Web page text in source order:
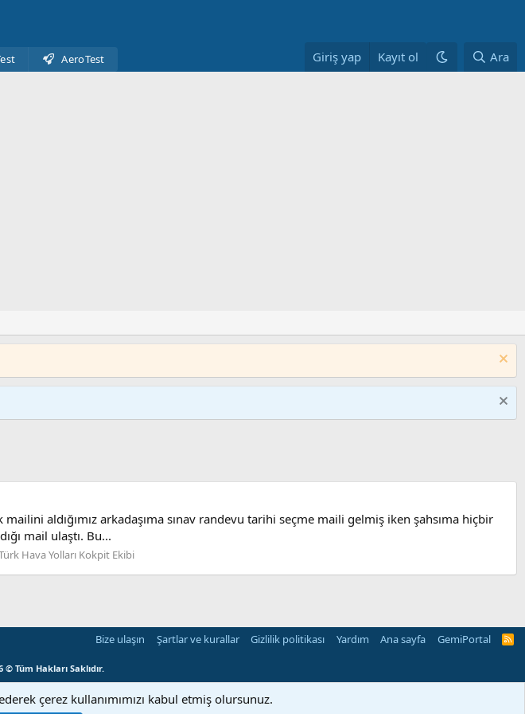
AeroTest Giriş yap Kayıt ol Ara
aldığımız arkadaşıma sınav randevu tarihi seçme maili gelmiş iken şahsıma hiçbir
mail ulaştı. Bu...
Hava Yolları Kokpit Ekibi
Bize ulaşın Şartlar ve kurallar Gizlilik politikası Yardım Ana sayfa GemiPortal
R
S
Tüm Hakları Saklıdır.
çerez kullanımımızı kabul etmiş olursunuz.